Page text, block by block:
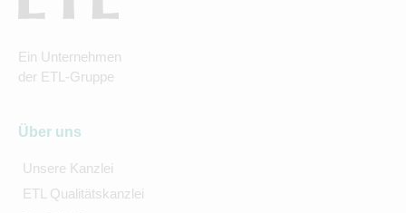
Ein Unternehmen
der ETL-Gruppe
Über uns
Unsere Kanzlei
ETL Qualitätskanzlei